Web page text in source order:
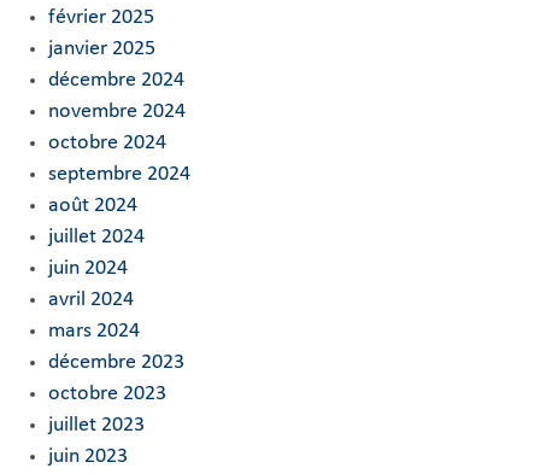
février 2025
janvier 2025
décembre 2024
novembre 2024
octobre 2024
septembre 2024
août 2024
juillet 2024
juin 2024
avril 2024
mars 2024
décembre 2023
octobre 2023
juillet 2023
juin 2023